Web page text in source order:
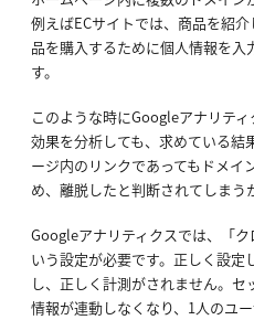
例えばECサイトでは、商品を紹
品を購入するために個人情報を
す。
このような時にGoogleアナリテ
効果を分析しても、求めている結
ージ内のリンクであってもドメイ
め、離脱したと判断されてしまう
Googleアナリティクスでは、「
いう設定が必要です。正しく設定
し、正しく計測がされません。
情報が連動しなくなり、1人のユ